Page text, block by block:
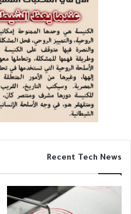
Recent Tech News